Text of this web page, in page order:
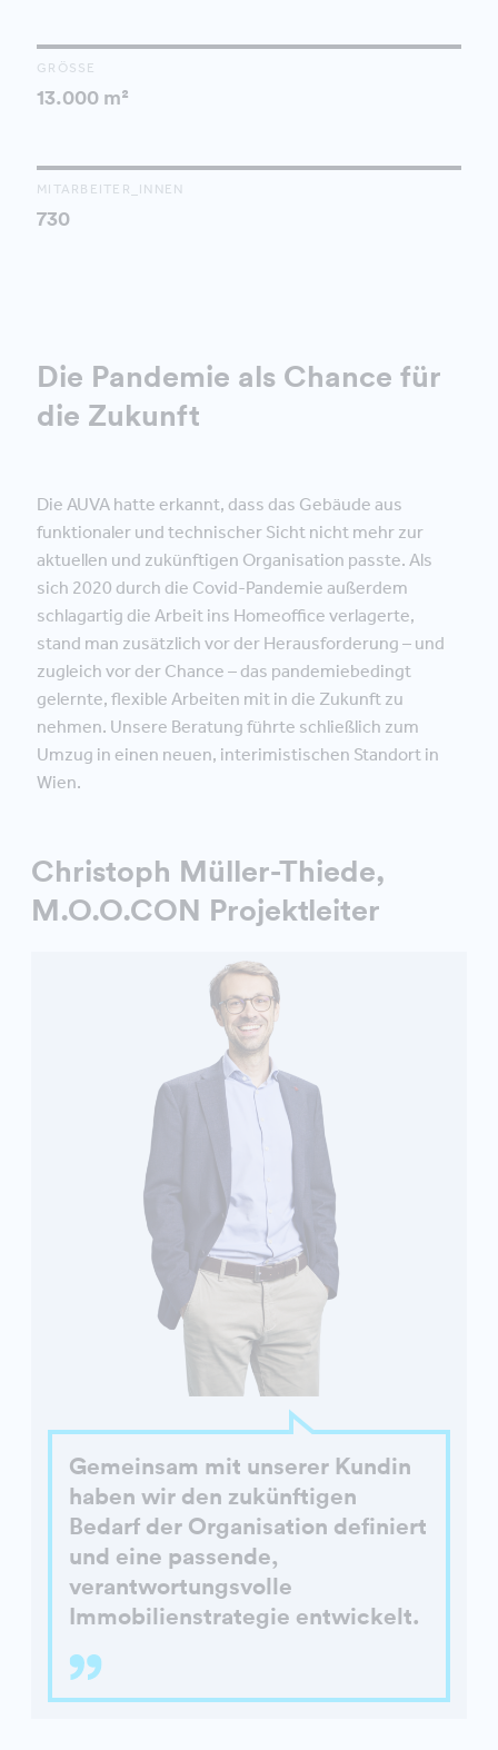
GRÖSSE
13.000 m²
MITARBEITER_INNEN
730
Die Pandemie als Chance für
die Zukunft
Die AUVA hatte erkannt, dass das Gebäude aus
funktionaler und technischer Sicht nicht mehr zur
aktuellen und zukünftigen Organisation passte. Als
sich 2020 durch die Covid-Pandemie außerdem
schlagartig die Arbeit ins Homeoffice verlagerte,
stand man zusätzlich vor der Herausforderung – und
zugleich vor der Chance – das pandemiebedingt
gelernte, flexible Arbeiten mit in die Zukunft zu
nehmen. Unsere Beratung führte schließlich zum
Umzug in einen neuen, interimistischen Standort in
Wien.
Christoph Müller-Thiede,
M.O.O.CON Projektleiter
Gemeinsam mit unserer Kundin
haben wir den zukünftigen
Bedarf der Organisation definiert
und eine passende,
verantwortungsvolle
Immobilienstrategie entwickelt.